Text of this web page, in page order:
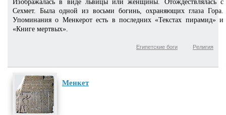
Изображалась в виде львицы или женщины. Отождествлялась с
Сехмет. Была одной из восьми богинь, охраняющих глаза Гора.
Упоминания о Менкерот есть в последних «Текстах пирамид» и
«Книге мертвых».
Религия
Египетские боги
Менкет